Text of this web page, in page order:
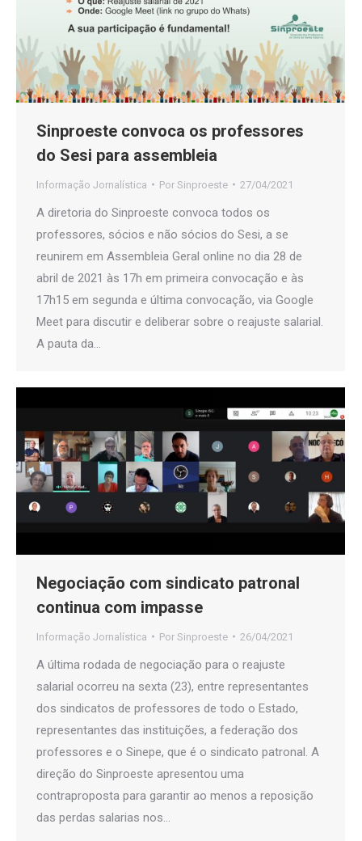
Sinproeste convoca os professores
do Sesi para assembleia
Informação Jornalística Por Sinproeste 27/04/2021
A diretoria do Sinproeste convoca todos os
professores, sócios e não sócios do Sesi, a se
reunirem em Assembleia Geral online no dia 28 de
abril de 2021 às 17h em primeira convocação e às
17h15 em segunda e última convocação, via Google
Meet para discutir e deliberar sobre o reajuste salarial.
A pauta da…
Negociação com sindicato patronal
continua com impasse
Informação Jornalística Por Sinproeste 26/04/2021
A última rodada de negociação para o reajuste
salarial ocorreu na sexta (23), entre representantes
dos sindicatos de professores de todo o Estado,
representantes das instituições, a federação dos
professores e o Sinepe, que é o sindicato patronal. A
direção do Sinproeste apresentou uma
contraproposta para garantir ao menos a reposição
das perdas salarias nos…